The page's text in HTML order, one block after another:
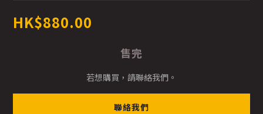
HK$880.00
售完
若想購買，請聯絡我們。
聯絡我們